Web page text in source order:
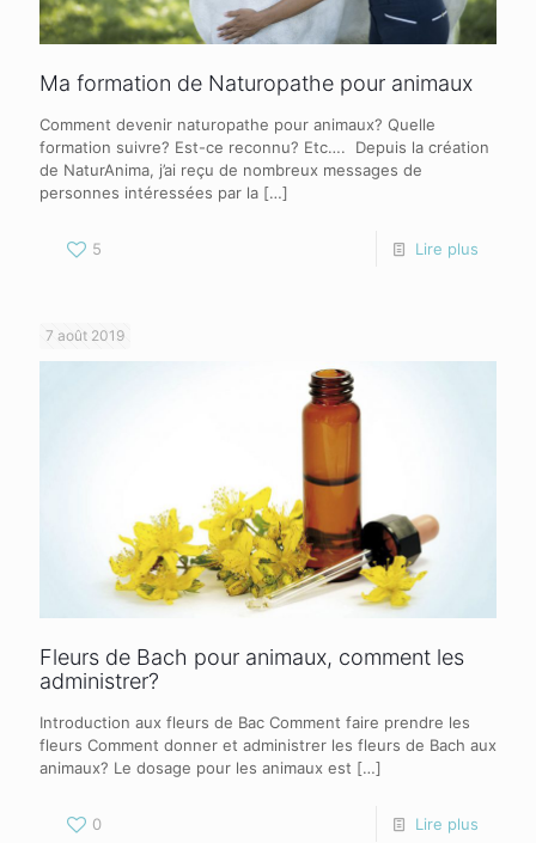
Ma formation de Naturopathe pour animaux
Comment devenir naturopathe pour animaux? Quelle
formation suivre? Est-ce reconnu? Etc…. Depuis la création
de NaturAnima, j’ai reçu de nombreux messages de
personnes intéressées par la […]
5 Lire plus
7 août 2019
Fleurs de Bach pour animaux, comment les
administrer?
Introduction aux fleurs de Bac Comment faire prendre les
fleurs Comment donner et administrer les fleurs de Bach aux
animaux? Le dosage pour les animaux est […]
0 Lire plus